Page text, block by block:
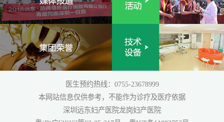
医生预约热线：0755-23678999
本网站信息仅供参考，不能作为诊疗及医疗依据
深圳远东妇产医院龙岗妇产医院